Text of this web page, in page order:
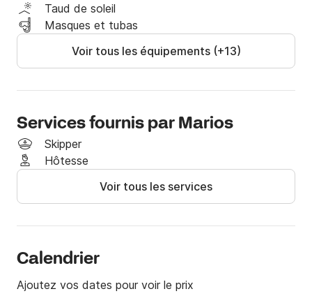
-hôtesse
-déjeuner en bateau
américain John G Alden en 1944 sous le nom de code
Les plans ont été achetés à Alden Company, par le
biais du Peabody Museum Massachusetts États-Unis
en 1975, par le capitaine britannique M. Nigel Halliwell.
acajou, pour l'intérieur) aura lieu au Cap et se fera en
Taud de soleil
Masques et tubas
Voir tous les équipements (+13)
Services fournis par Marios
Skipper
Hôtesse
Voir tous les services
Calendrier
Ajoutez vos dates pour voir le prix